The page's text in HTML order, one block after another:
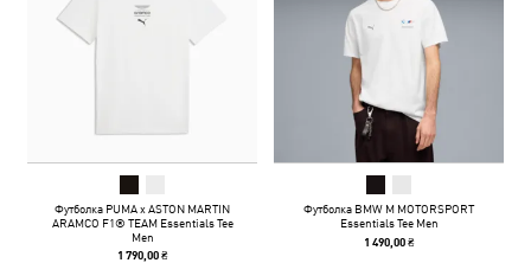
Футболка PUMA x ASTON MARTIN
ARAMCO F1® TEAM Essentials Tee
Men
1 790,00 ₴
Футболка BMW M MOTORSPORT
Essentials Tee Men
1 490,00 ₴